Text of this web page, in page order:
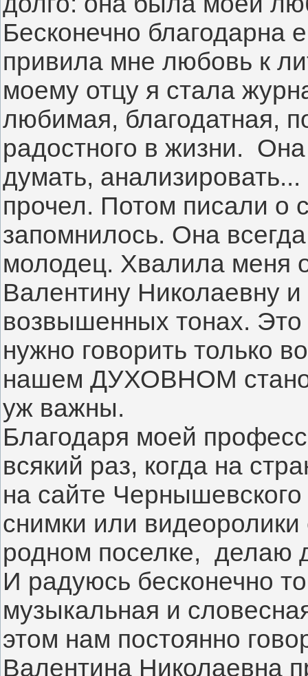
Бесконечно благодарна
привила мне любовь к
моему отцу я стала
любимая, благодатная,
радостного в жизни.
думать,
прочел. Потом писали о
запомнилось. Она
молодец. Хвалила меня
Валентину Николаевну
возвышенных тонах.
нужно говорить только
нашем ДУХОВНОМ
уж важны.
Благодаря моей
всякий раз, когда на
на сайте
снимки или
родном поселке,  делаю
И радуюсь бесконечно
музыкальная и
этом нам постоянно
Валентина Николаевна